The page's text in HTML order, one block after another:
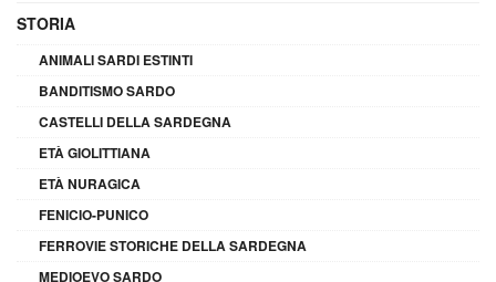
STORIA
ANIMALI SARDI ESTINTI
BANDITISMO SARDO
CASTELLI DELLA SARDEGNA
ETÀ GIOLITTIANA
ETÀ NURAGICA
FENICIO-PUNICO
FERROVIE STORICHE DELLA SARDEGNA
MEDIOEVO SARDO